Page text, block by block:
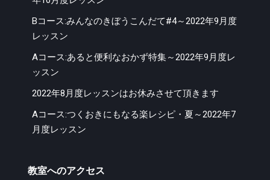
Bコース:みんなのきぼうこんだて#4～2022年9月度
レッスン
Aコース:あると便利なおかず特集～2022年9月度レ
ッスン
2022年8月度レッスンはお休みさせて頂きます
Aコース:つくおきにもなる楽レシピ・夏～2022年7
月度レッスン
教室へのアクセス